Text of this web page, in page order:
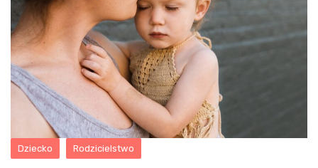
Dziecko Rodzicielstwo